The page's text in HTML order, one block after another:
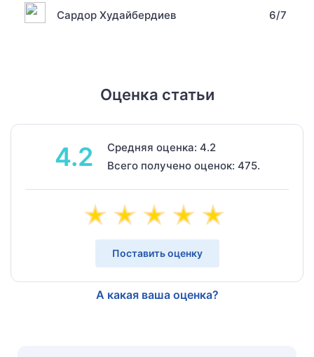
Сардор Худайбердиев 6/7
Оценка статьи
4.2
Средняя оценка: 4.2
Всего получено оценок: 475.
Поставить оценку
А какая ваша оценка?